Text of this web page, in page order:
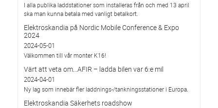
I alla publika laddstationer som installeras från och med 13 april
ska man kunna betala med vanligt betalkort.
Elektroskandia på Nordic Mobile Conference & Expo
2024
2024-05-01
Välkommen till vår monter K16!
Värt att veta om...AFIR – ladda bilen var 6:e mil
2024-04-01
Ny lag som innebär fler laddnings-/tankningsstationer i Europa.
Elektroskandia Säkerhets roadshow